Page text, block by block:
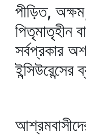
পীড়িত,
পিতৃমাতৃহীন
সর্বপ্রকার